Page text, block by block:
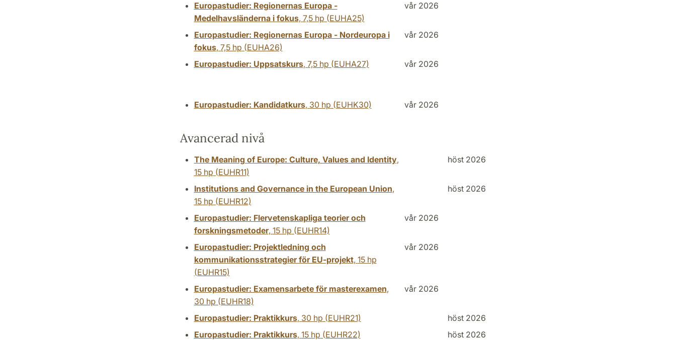
Europastudier: Regionernas Europa -
Medelhavsländerna i fokus, 7,5 hp (EUHA25)
vår 2026
Europastudier: Regionernas Europa - Nordeuropa i
fokus, 7,5 hp (EUHA26)
vår 2026
Europastudier: Uppsatskurs, 7,5 hp (EUHA27) vår 2026
Europastudier: Kandidatkurs, 30 hp (EUHK30) vår 2026
Avancerad nivå
The Meaning of Europe: Culture, Values and Identity,
15 hp (EUHR11)
höst 2026
Institutions and Governance in the European Union,
15 hp (EUHR12)
höst 2026
Europastudier: Flervetenskapliga teorier och
forskningsmetoder, 15 hp (EUHR14)
vår 2026
Europastudier: Projektledning och
kommunikationsstrategier för EU-projekt, 15 hp
(EUHR15)
vår 2026
Europastudier: Examensarbete för masterexamen,
30 hp (EUHR18)
vår 2026
Europastudier: Praktikkurs, 30 hp (EUHR21)
höst 2026
Europastudier: Praktikkurs, 15 hp (EUHR22) höst 2026